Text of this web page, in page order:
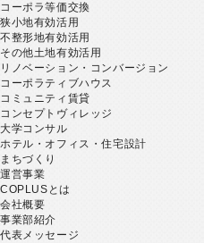
コーポラ等価交換
狭小地有効活用
不整形地有効活用
その他土地有効活用
リノベーション・コンバージョン
コーポラティブハウス
コミュニティ賃貸
コンセプトヴィレッジ
大学コンサル
ホテル・オフィス・住宅設計
まちづくり
運営事業
COPLUSとは
会社概要
事業部紹介
代表メッセージ